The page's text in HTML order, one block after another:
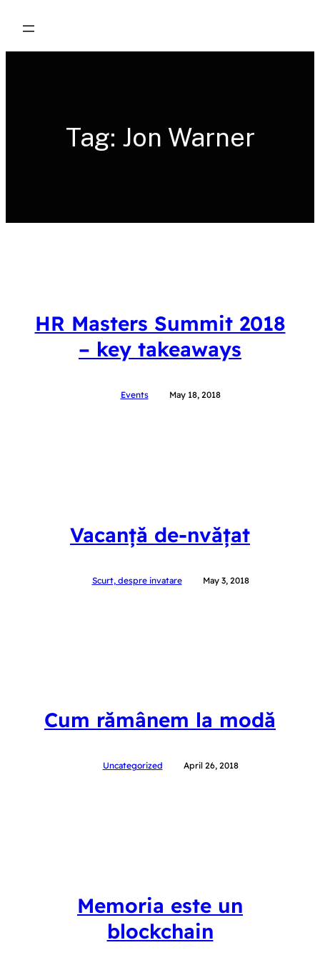
content
Tag: Jon Warner
HR Masters Summit 2018
– key takeaways
Events May 18, 2018
Vacanță de-nvățat
Scurt, despre invatare May 3, 2018
Cum rămânem la modă
Uncategorized April 26, 2018
Memoria este un
blockchain